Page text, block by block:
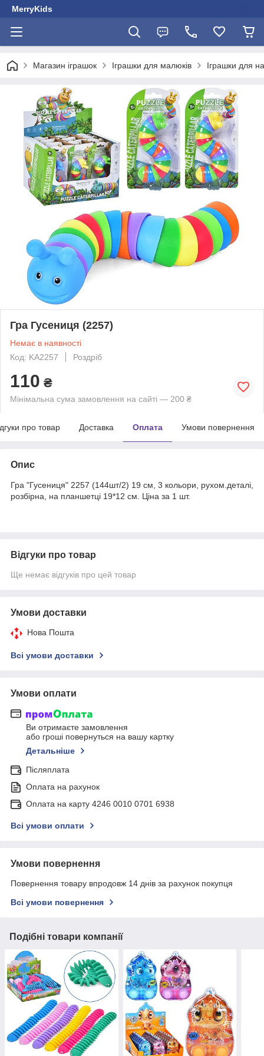
MerryKids
Магазин іграшок Іграшки для малюків Іграшки для
Гра Гусениця (2257)
Немає в наявності
Код: KA2257
Роздріб
110 ₴
Мінімальна сума замовлення на сайті — 200 ₴
про товар Доставка Оплата Умови повернення
Опис
Гра "Гусениця" 2257 (144шт/2) 19 см, 3 кольори, рухом.деталі,
розбірна, на планшетці 19*12 см. Ціна за 1 шт.
Відгуки про товар
Ще немає відгуків про цей товар
Умови доставки
Нова Пошта
Всі умови доставки
Умови оплати
Ви отримаєте замовлення
або гроші повернуться на вашу картку
Детальніше
Післяплата
Оплата на рахунок
Оплата на карту 4246 0010 0701 6938
Всі умови оплати
Умови повернення
Повернення товару впродовж 14 днів за рахунок покупця
Всі умови повернення
Подібні товари компанії